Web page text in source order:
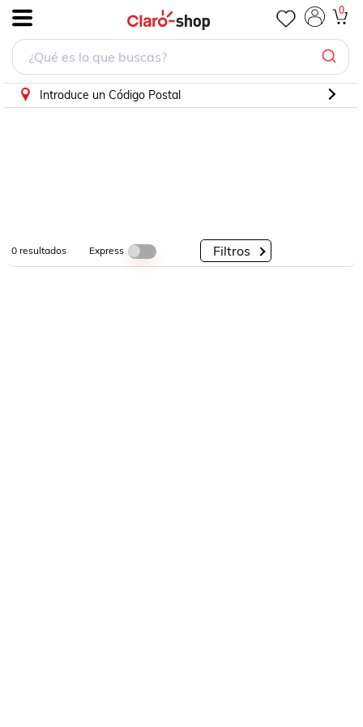
0
Introduce un Código Postal
0resultados Express Filtros
PorCategorías
PorMarcas
PorDescuento